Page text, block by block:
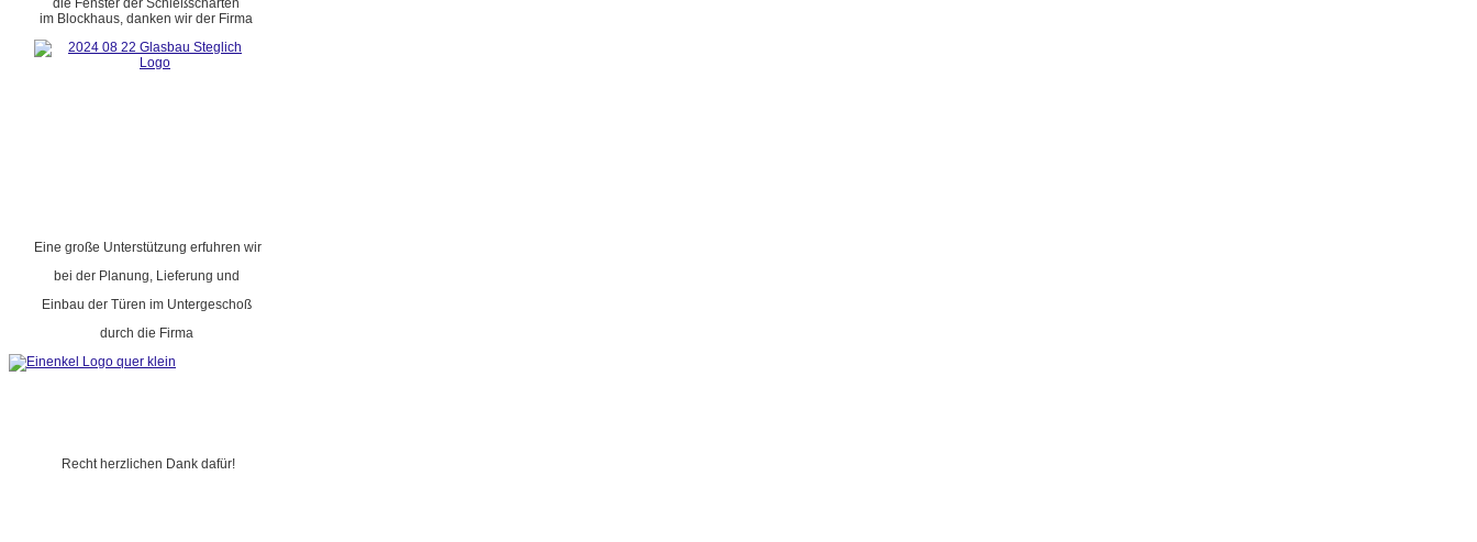
die Fenster der Schießscharten
im Blockhaus, danken wir der Firma
Eine große Unterstützung erfuhren wir
bei der Planung, Lieferung und
Einbau der Türen im Untergeschoß
durch die Firma
Recht herzlichen Dank dafür!